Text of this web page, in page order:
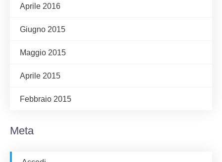
Aprile 2016
Giugno 2015
Maggio 2015
Aprile 2015
Febbraio 2015
Meta